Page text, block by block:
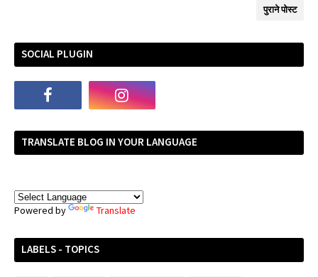
पुराने पोस्ट
SOCIAL PLUGIN
TRANSLATE BLOG IN YOUR LANGUAGE
Powered by Translate
LABELS - TOPICS